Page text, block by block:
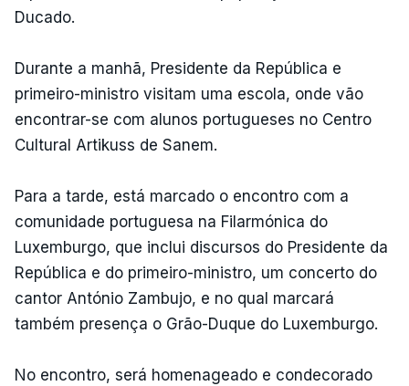
Ducado.
Durante a manhã, Presidente da República e
primeiro-ministro visitam uma escola, onde vão
encontrar-se com alunos portugueses no Centro
Cultural Artikuss de Sanem.
Para a tarde, está marcado o encontro com a
comunidade portuguesa na Filarmónica do
Luxemburgo, que inclui discursos do Presidente da
República e do primeiro-ministro, um concerto do
cantor António Zambujo, e no qual marcará
também presença o Grão-Duque do Luxemburgo.
No encontro, será homenageado e condecorado